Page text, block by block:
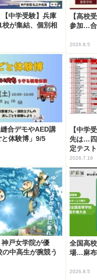
【中学受験】兵庫
校が集結、個別相
【高校
参加…合
2026.8.5
合デモやAED講
体験博」9/5
【中学
先は…四
定テス
2026.7.16
戸女学院が優
中高生が腕競う
全国高
場…麻布
2026.8.5